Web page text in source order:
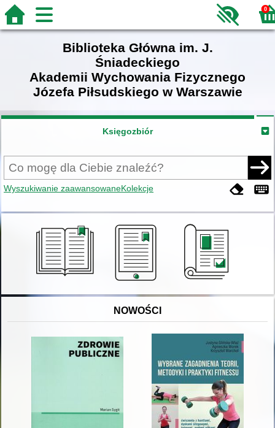
0
Biblioteka Główna im. J.
Śniadeckiego
Akademii Wychowania Fizycznego
Józefa Piłsudskiego w Warszawie
Księgozbiór
Wyszukiwanie zaawansowaneKolekcje
NOWOŚCI